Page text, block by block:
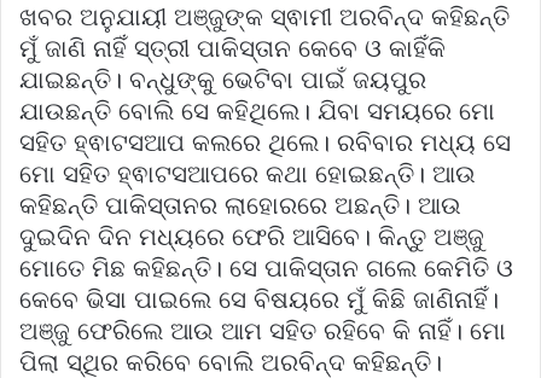
ଖବର ଅନୁଯାୟୀ ଅଞ୍ଜୁଙ୍କ ସ୍ଵାମୀ ଅରବିନ୍ଦ କହିଛନ୍ତି
ମୁଁ ଜାଣି ନାହିଁ ସ୍ତ୍ରୀ ପାକିସ୍ତାନ କେବେ ଓ କାହିଁକି
ଯାଇଛନ୍ତି। ବନ୍ଧୁଙ୍କୁ ଭେଟିବା ପାଇଁ ଜୟପୁର
ଯାଉଛନ୍ତି ବୋଲି ସେ କହିଥିଲେ। ଯିବା ସମୟରେ ମୋ
ସହିତ ହ୍ଵାଟସଆପ କଲରେ ଥିଲେ। ରବିବାର ମଧ୍ୟ ସେ
ମୋ ସହିତ ହ୍ଵାଟସଆପରେ କଥା ହୋଇଛନ୍ତି। ଆଉ
କହିଛନ୍ତି ପାକିସ୍ତାନର ଲାହୋରରେ ଅଛନ୍ତି। ଆଉ
ଦୁଇଦିନ ଦିନ ମଧ୍ୟରେ ଫେରି ଆସିବେ। କିନ୍ତୁ ଅଞ୍ଜୁ
ମୋତେ ମିଛ କହିଛନ୍ତି। ସେ ପାକିସ୍ତାନ ଗଲେ କେମିତି ଓ
କେବେ ଭିସା ପାଇଲେ ସେ ବିଷୟରେ ମୁଁ କିଛି ଜାଣିନାହିଁ।
ଅଞ୍ଜୁ ଫେରିଲେ ଆଉ ଆମ ସହିତ ରହିବେ କି ନାହିଁ। ମୋ
ପିଲା ସ୍ଥିର କରି‌ବେ ବୋଲି ଅରବିନ୍ଦ କହିଛନ୍ତି।